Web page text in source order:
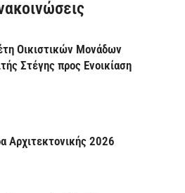
Οικιστικών Μονάδων
Στέγης προς Ενοικίαση
Αρχιτεκτονικής 2026